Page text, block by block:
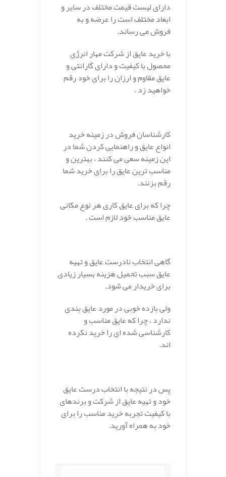
دارای لیست قیمت مختلف در سایر و
ابعاد مختلف است را عرضه و به
فروش می رساند.
با خرید عایق از شرکت مهار انرژی
محصول با کیفیت و دارای گارانتی و
عایق مقاوم و ارزان را برای خود رقم
خواهید زد .
کارشناسان فروش در زمینه خرید
انواع عایق و راهنمایی کردن شما در
این زمینه سعی می کنند ، بهترین و
مناسب ترین عایق را برای خرید شما
رقم بزنند.
چرا که برای عایق کاری هر نوع مکانی
عایق مناسب خود لازم است .
گاهی انتخاب نادرست عایق و تهیه
عایق سبب تحمیل هزینه بسیار زیادی
برای خریدار می شود.
ولی بازده خوبی در مورد عایق بندی
ندارد ، چرا که عایق مناسب و
کارشناسی شده ای را خرید نکرده
اند.
پس در نتیجه با انتخاب درست عایق
خود و تهیه عایق از شرکت و برندهای
با کیفیت تجربه خرید مناسب را برای
خود به همراه آورید.